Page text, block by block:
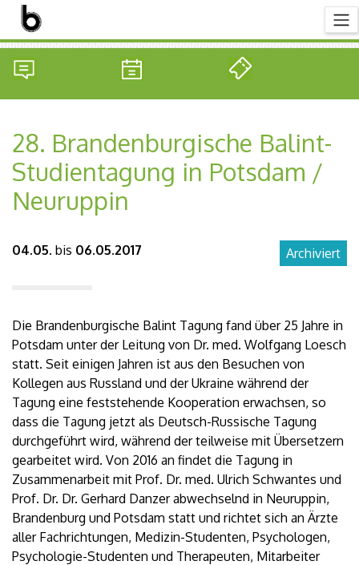
28. Brandenburgische Balint-
Studientagung in Potsdam /
Neuruppin
Archiviert
04.05. bis 06.05.2017
Die Brandenburgische Balint Tagung fand über 25 Jahre in
Potsdam unter der Leitung von Dr. med. Wolfgang Loesch
statt. Seit einigen Jahren ist aus den Besuchen von
Kollegen aus Russland und der Ukraine während der
Tagung eine feststehende Kooperation erwachsen, so
dass die Tagung jetzt als Deutsch-Russische Tagung
durchgeführt wird, während der teilweise mit Übersetzern
gearbeitet wird. Von 2016 an findet die Tagung in
Zusammenarbeit mit Prof. Dr. med. Ulrich Schwantes und
Prof. Dr. Dr. Gerhard Danzer abwechselnd in Neuruppin,
Brandenburg und Potsdam statt und richtet sich an Ärzte
aller Fachrichtungen, Medizin-Studenten, Psychologen,
Psychologie-Studenten und Therapeuten, Mitarbeiter